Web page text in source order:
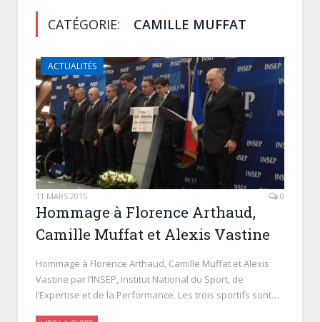
CATÉGORIE: CAMILLE MUFFAT
ACTUALITÉS
11 MARS 2015 0
Hommage à Florence Arthaud,
Camille Muffat et Alexis Vastine
Hommage à Florence Arthaud, Camille Muffat et Alexis
Vastine par l’INSEP, Institut National du Sport, de
l’Expertise et de la Performance. Les trois sportifs sont…